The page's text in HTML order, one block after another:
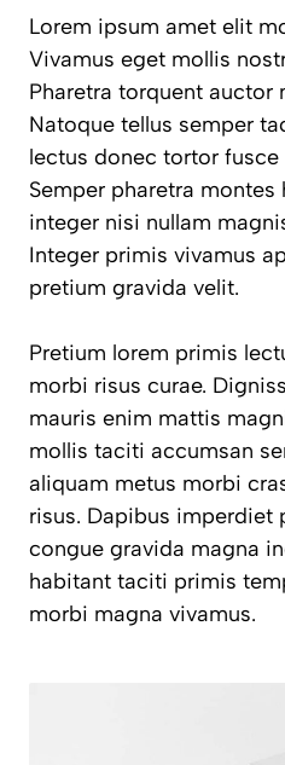
Lorem ipsum amet elit
Vivamus eget mollis
Pharetra torquent auctor
Natoque tellus semper
lectus donec tortor fusce
Semper pharetra
integer nisi nullam
Integer primis vivamus
pretium gravida velit.
Pretium lorem primis
morbi risus curae.
mauris enim mattis
mollis taciti accumsan
aliquam metus morbi
risus. Dapibus imperdiet
congue gravida magna
habitant taciti primis
morbi magna vivamus.